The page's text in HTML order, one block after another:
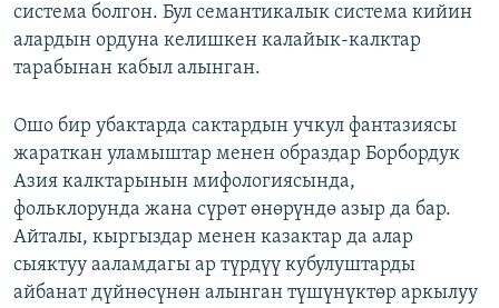
система болгон. Бул семантикалык система кийин
алардын ордуна келишкен калайык-калктар
тарабынан кабыл алынган.
Ошо бир убактарда сактардын учкул фантазиясы
жараткан уламыштар менен образдар Борбордук
Азия калктарынын мифологиясында,
фольклорунда жана сүрөт өнөрүндө азыр да бар.
Айталы, кыргыздар менен казактар да алар
сыяктуу ааламдагы ар түрдүү кубулуштарды
айбанат дүйнөсүнөн алынган түшүнүктөр аркылуу